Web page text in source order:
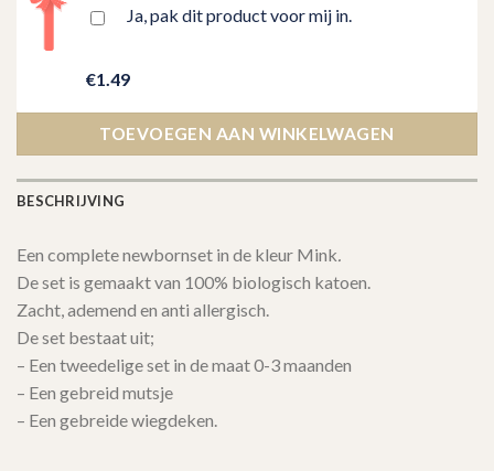
Ja, pak dit product voor mij in.
€1.49
TOEVOEGEN AAN WINKELWAGEN
BESCHRIJVING
Een complete newbornset in de kleur Mink.
De set is gemaakt van 100% biologisch katoen.
Zacht, ademend en anti allergisch.
De set bestaat uit;
– Een tweedelige set in de maat 0-3 maanden
– Een gebreid mutsje
– Een gebreide wiegdeken.